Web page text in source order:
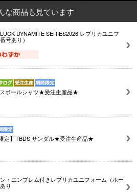
な商品も見ています
DYNAMITE SERIES2026 レプリカユニフ
号あり）
ボールシャツ★受注生産品★
限定】TBDS サンダル★受注生産品★
・エンブレム付きレプリカユニフォーム（ホー
り